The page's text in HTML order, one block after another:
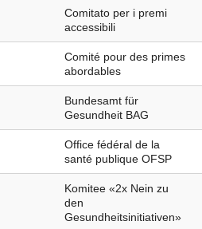
Comitato per i premi
accessibili
Comité pour des primes
abordables
Bundesamt für
Gesundheit BAG
Office fédéral de la
santé publique OFSP
Komitee «2x Nein zu
den
Gesundheitsinitiativen»